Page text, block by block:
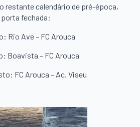
restante calendário de pré-época,
fechada:
Rio Ave – FC Arouca
Boavista – FC Arouca
FC Arouca – Ac. Viseu